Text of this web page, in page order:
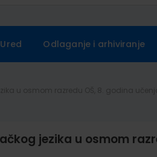
Ured Odlaganje i arhiviranje
jezika u osmom